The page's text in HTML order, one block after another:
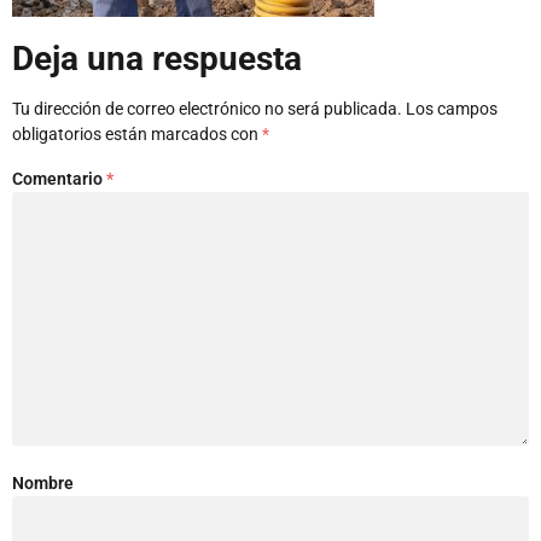
Deja una respuesta
Tu dirección de correo electrónico no será publicada. Los campos
obligatorios están marcados con *
Comentario*
Nombre